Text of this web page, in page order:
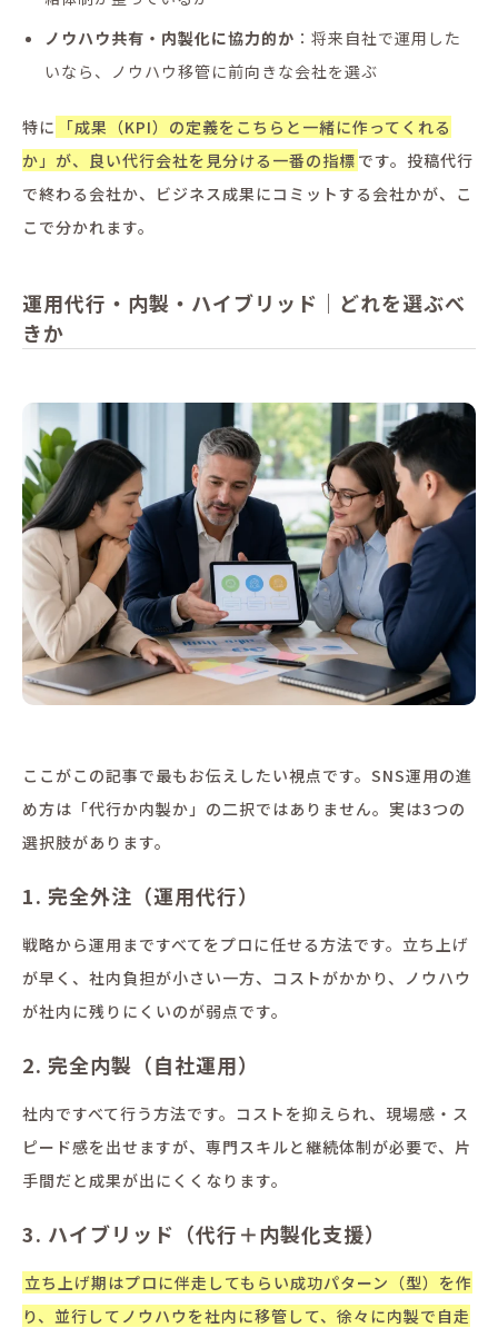
ノウハウ共有・内製化に協力的か ：将来自社で運用した
いなら、ノウハウ移管に前向きな会社を選ぶ
特に
「成果（KPI）の定義をこちらと一緒に作ってくれる
か」が、良い代行会社を見分ける一番の指標 です。投稿代行
で終わる会社か、ビジネス成果にコミットする会社かが、こ
こで分かれます。
運用代行・内製・ハイブリッド｜どれを選ぶべ
きか
ここがこの記事で最もお伝えしたい視点です。SNS運用の進
め方は「代行か内製か」の二択ではありません。実は3つの
選択肢があります。
1. 完全外注（運用代行）
戦略から運用まですべてをプロに任せる方法です。立ち上げ
が早く、社内負担が小さい一方、コストがかかり、ノウハウ
が社内に残りにくいのが弱点です。
2. 完全内製（自社運用）
社内ですべて行う方法です。コストを抑えられ、現場感・ス
ピード感を出せますが、専門スキルと継続体制が必要で、片
手間だと成果が出にくくなります。
3. ハイブリッド（代行＋内製化支援）
立ち上げ期はプロに伴走してもらい成功パターン（型）を作
り、並行してノウハウを社内に移管して、徐々に内製で自走